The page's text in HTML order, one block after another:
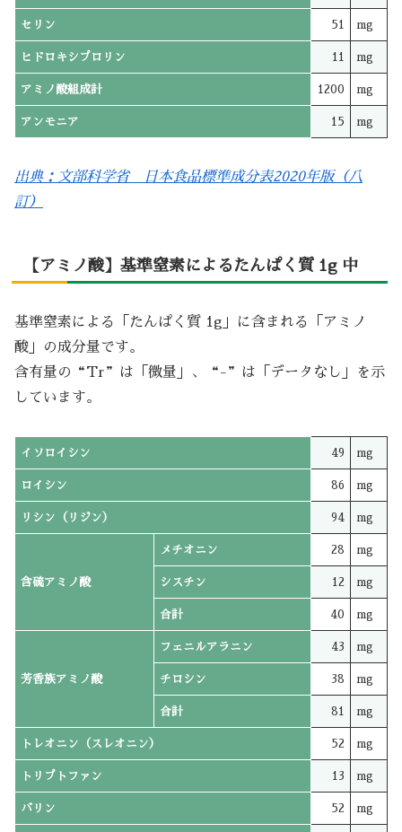
セリン 51 mg
ヒドロキシプロリン 11 mg
アミノ酸組成計 1200 mg
アンモニア 15 mg
出典：文部科学省 日本食品標準成分表2020年版（八
訂）
【アミノ酸】基準窒素によるたんぱく質 1g 中
基準窒素による「たんぱく質 1g」に含まれる「アミノ
酸」の成分量です。
含有量の“Tr”は「微量」、“-”は「データなし」を示
しています。
イソロイシン 49 mg
ロイシン 86 mg
リシン（リジン） 94 mg
含硫アミノ酸
メチオニン 28 mg
シスチン 12 mg
合計 40 mg
芳香族アミノ酸
フェニルアラニン 43 mg
チロシン 38 mg
合計 81 mg
トレオニン（スレオニン） 52 mg
トリプトファン 13 mg
バリン 52 mg